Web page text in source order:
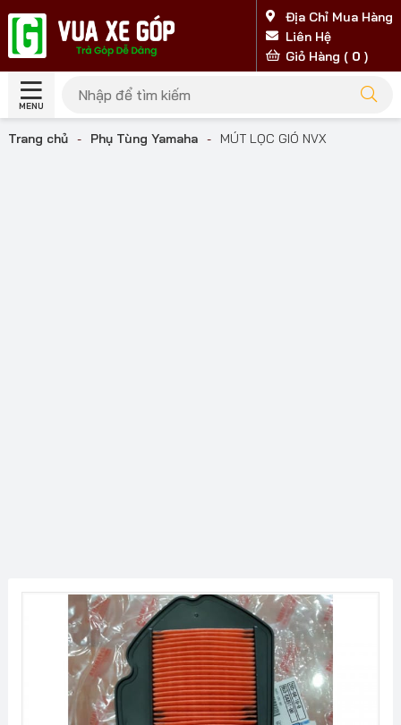
Địa Chỉ Mua Hàng
Liên Hệ
Giỏ Hàng ( 0 )
MENU
Trang chủ - Phụ Tùng Yamaha - MÚT LỌC GIÓ NVX